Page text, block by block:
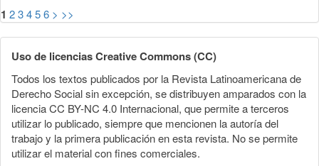
1 23456 > >>
Uso de licencias Creative Commons (CC)
Todos los textos publicados por la Revista Latinoamericana de
Derecho Social sin excepción, se distribuyen amparados con la
licencia CC BY-NC 4.0 Internacional, que permite a terceros
utilizar lo publicado, siempre que mencionen la autoría del
trabajo y la primera publicación en esta revista. No se permite
utilizar el material con fines comerciales.